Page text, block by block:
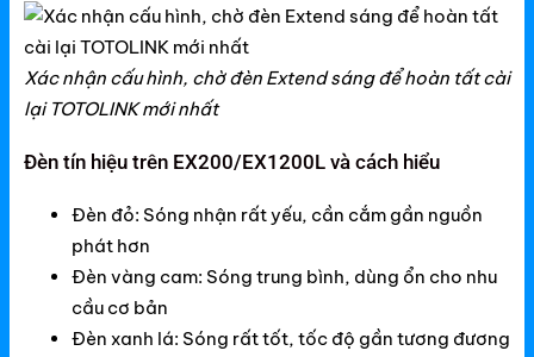
Xác nhận cấu hình, chờ đèn Extend sáng để hoàn tất cài
lại TOTOLINK mới nhất
Đèn tín hiệu trên EX200/EX1200L và cách hiểu
Đèn đỏ: Sóng nhận rất yếu, cần cắm gần nguồn
phát hơn
Đèn vàng cam: Sóng trung bình, dùng ổn cho nhu
cầu cơ bản
Đèn xanh lá: Sóng rất tốt, tốc độ gần tương đương